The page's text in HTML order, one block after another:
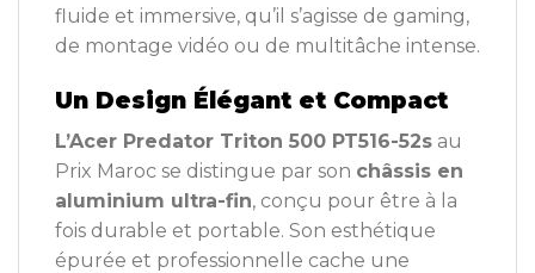
fluide et immersive, qu’il s’agisse de gaming,
de montage vidéo ou de multitâche intense.
Un Design Élégant et Compact
L’Acer Predator Triton 500 PT516-52s au
Prix Maroc se distingue par son châssis en
aluminium ultra-fin, conçu pour être à la
fois durable et portable. Son esthétique
épurée et professionnelle cache une